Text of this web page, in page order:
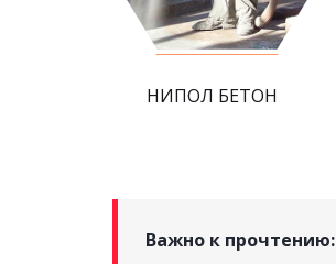
НИПОЛ БЕТОН
Важно к прочтению: